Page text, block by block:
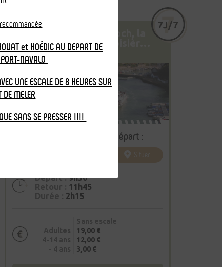
rivière d’Auray (croisière
commentée durée 1h30)
Croisière n° 2
Sélectionnez votre port de départ :
Départ :9h30
Retour : 11h45
Durée : 2h15
Adultes
4-14 ans
- 4 ans
Sans escale
19,00 €
12,00 €
3,00 €
et HOËDIC AU DEPART DE
NAVALO
UNE ESCALE DE 8 HEURES SUR
DE MELER
SANS SE PRESSER !!!!